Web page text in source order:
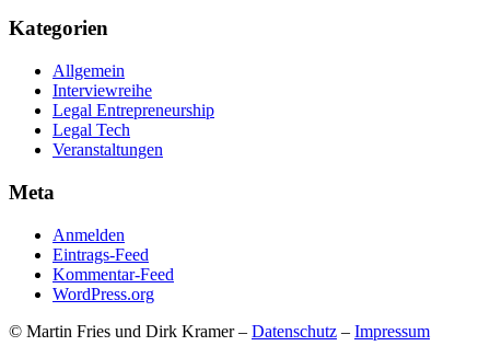
Kategorien
Allgemein
Interviewreihe
Legal Entrepreneurship
Legal Tech
Veranstaltungen
Meta
Anmelden
Eintrags-Feed
Kommentar-Feed
WordPress.org
© Martin Fries und Dirk Kramer – Datenschutz – Impressum